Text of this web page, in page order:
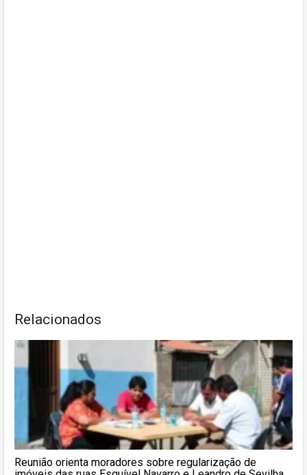
Relacionados
Reunião orienta moradores sobre regularização de